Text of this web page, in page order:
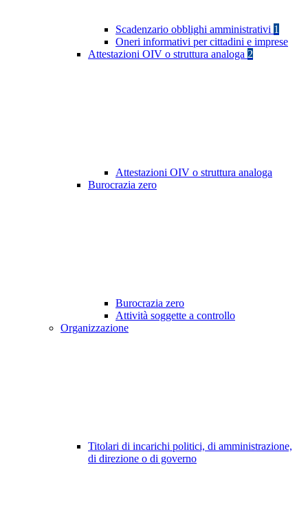
Scadenzario obblighi amministrativi 1
Oneri informativi per cittadini e imprese
Attestazioni OIV o struttura analoga 2
Attestazioni OIV o struttura analoga
Burocrazia zero
Burocrazia zero
Attività soggette a controllo
Organizzazione
Titolari di incarichi politici, di amministrazione,
di direzione o di governo